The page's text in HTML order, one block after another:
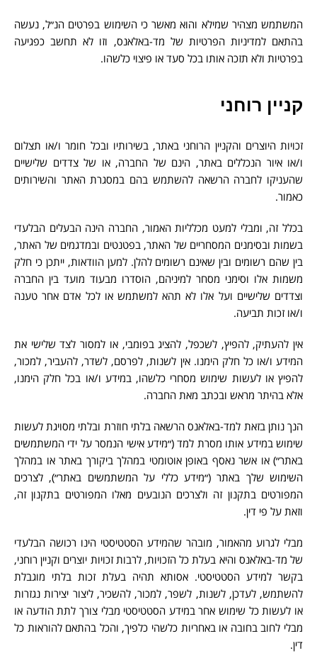
המשתמש מצהיר שמילא והוא מאשר כי השימוש בפרטים הנ״ל, נעשה
בהתאם למדיניות הפרטיות של מד-באלאנס, וזו לא תחשב כפגיעה
בפרטיות ולא תזכה אותו בכל סעד או פיצוי כלשהו.
קניין רוחני
זכויות היוצרים והקניין הרוחני באתר, בשירותיו ובכל חומר ו/או תצלום
ו/או איור הנכללים באתר, הינם של החברה, או של צדדים שלישיים
שהעניקו לחברה הרשאה להשתמש בהם במסגרת האתר והשירותים
כאמור.
בכלל זה, ומבלי למעט מכלליות האמור, החברה הינה הבעלים הבלעדי
בשמות ובסימנים המסחריים של האתר, בפטנטים ובמדגמים של האתר,
בין שהם רשומים ובין שאינם רשומים להלן. למען הוודאות, ייתכן כי חלק
משמות אלו וסימני מסחר למיניהם, הוסדרו מבעוד מועד בין החברה
וצדדים שלישיים ועל אלו לא תהא למשתמש או לכל אדם אחר טענה
ו/או זכות תביעה.
אין להעתיק, להפיץ, לשכפל, להציג בפומבי, או למסור לצד שלישי את
המידע ו/או כל חלק הימנו. אין לשנות, לפרסם, לשדר, להעביר, למכור,
להפיץ או לעשות שימוש מסחרי כלשהו, במידע ו/או בכל חלק הימנו,
אלא בהיתר מראש ובכתב מאת החברה.
הנך נותן בזאת למד-באלאנס הרשאה בלתי חוזרת ובלתי מסויגת לעשות
שימוש במידע אותו מסרת למד (״מידע אישי הנמסר על ידי המשתמשים
באתר״) או אשר נאסף באופן אוטומטי במהלך ביקורך באתר או במהלך
השימוש שלך באתר (״מידע כללי על המשתמשים באתר״), לצרכים
המפורטים בתקנון זה ולצרכים הנובעים מאלו המפורטים בתקנון זה,
וזאת על פי דין.
מבלי לגרוע מהאמור, מובהר שהמידע הסטטיסטי הינו רכושה הבלעדי
של מד-באלאנס והיא בעלת כל הזכויות, לרבות זכויות יוצרים וקניין רוחני,
בקשר למידע הסטטיסטי. אסותא תהיה בעלת זכות בלתי מוגבלת
להשתמש, לעדכן, לשנות, לשפר, למכור, להשכיר, ליצור יצירות נגזרות
או לעשות כל שימוש אחר במידע הסטטיסטי מבלי צורך לתת הודעה או
מבלי לחוב בחובה או באחריות כלשהי כלפיך, והכל בהתאם להוראות כל
דין.